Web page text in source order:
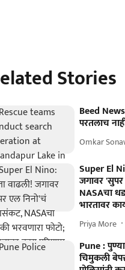
Stories
Beed
परतलाच
Omkar
Super El
जगावर
NASAचा
भारतावर
Priya More
Pune :
चिमुकली